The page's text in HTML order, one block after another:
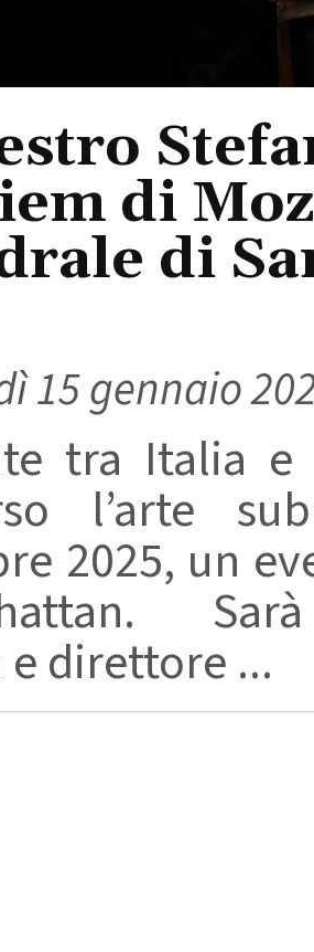
di
di
15 gennaio
tra Italia e
l’arte
2025, un
Sarà
direttore ...